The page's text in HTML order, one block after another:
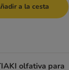
a la cesta
olfativa para